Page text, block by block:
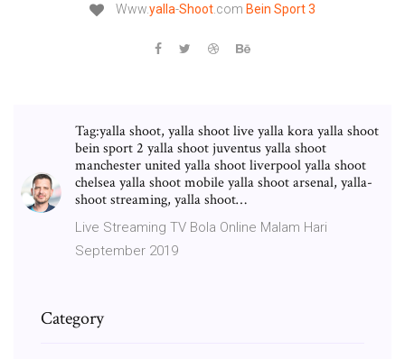
Www.yalla-Shoot.com Bein Sport3
Tag:yalla shoot, yalla shoot live yalla kora yalla shoot
bein sport 2 yalla shoot juventus yalla shoot
manchester united yalla shoot liverpool yalla shoot
chelsea yalla shoot mobile yalla shoot arsenal, yalla-
shoot streaming, yalla shoot…
Live Streaming TV Bola Online Malam Hari
September 2019
Category